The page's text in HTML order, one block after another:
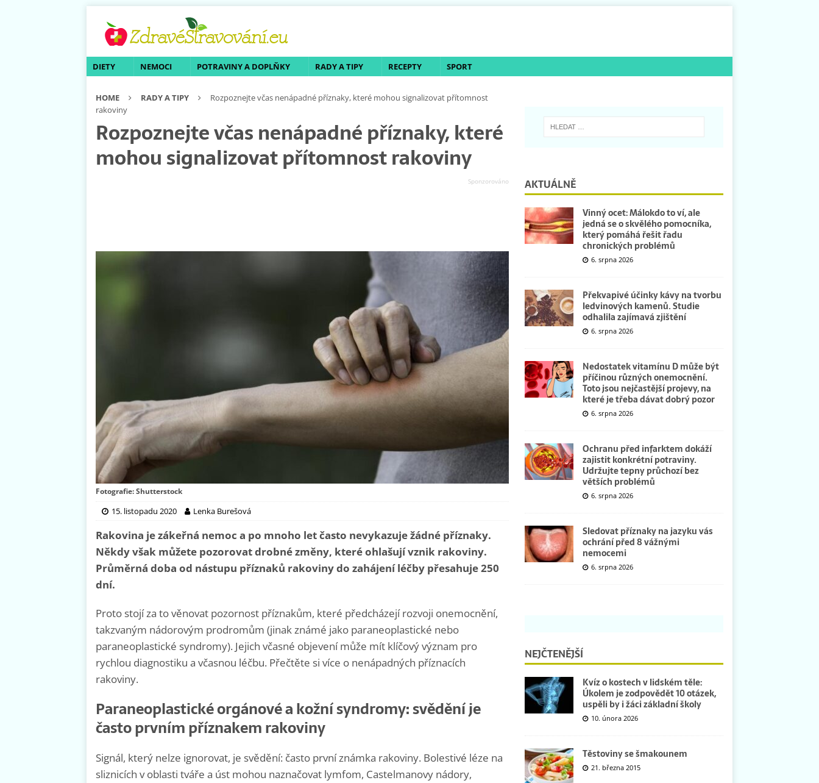
DIETY NEMOCI POTRAVINY A DOPLŇKY RADY A TIPY RECEPTY SPORT
HOME RADY A TIPY
Rozpoznejte včas nenápadné příznaky, které mohou signalizovat přítomnost
rakoviny
Rozpoznejte včas nenápadné příznaky, které
mohou signalizovat přítomnost rakoviny
Fotografie: Shutterstock
15. listopadu 2020 Lenka Burešová
Rakovina je zákeřná nemoc a po mnoho let často nevykazuje žádné příznaky.
Někdy však můžete pozorovat drobné změny, které ohlašují vznik rakoviny.
Průměrná doba od nástupu příznaků rakoviny do zahájení léčby přesahuje 250
dní.
Proto stojí za to věnovat pozornost příznakům, které předcházejí rozvoji onemocnění,
takzvaným nádorovým prodromům (jinak známé jako paraneoplastické nebo
paraneoplastické syndromy). Jejich včasné objevení může mít klíčový význam pro
rychlou diagnostiku a včasnou léčbu. Přečtěte si více o nenápadných příznacích
rakoviny.
Paraneoplastické orgánové a kožní syndromy: svědění je
často prvním příznakem rakoviny
Signál, který nelze ignorovat, je svědění: často první známka rakoviny. Bolestivé léze na
sliznicích v oblasti tváře a úst mohou naznačovat lymfom, Castelmanovy nádory,
AKTUÁLNĚ
Vinný ocet: Málokdo to ví, ale
jedná se o skvělého pomocníka,
který pomáhá řešit řadu
chronických problémů
6. srpna 2026
Překvapivé účinky kávy na tvorbu
ledvinových kamenů. Studie
odhalila zajímavá zjištění
6. srpna 2026
Nedostatek vitamínu D může být
příčinou různých onemocnění.
Toto jsou nejčastější projevy, na
které je třeba dávat dobrý pozor
6. srpna 2026
Ochranu před infarktem dokáží
zajistit konkrétní potraviny.
Udržujte tepny průchozí bez
větších problémů
6. srpna 2026
Sledovat příznaky na jazyku vás
ochrání před 8 vážnými
nemocemi
6. srpna 2026
NEJČTENĚJŠÍ
Kvíz o kostech v lidském těle:
Úkolem je zodpovědět 10 otázek,
uspěli by i žáci základní školy
10. února 2026
Těstoviny se šmakounem
21. března 2015